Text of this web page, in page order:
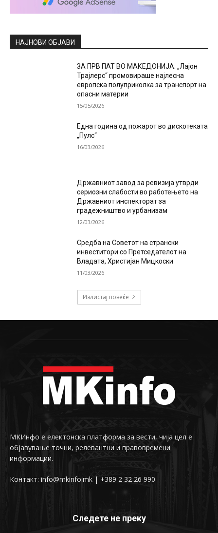
НАЈНОВИ ОБЈАВИ
ЗА ПРВ ПАТ ВО МАКЕДОНИЈА: „Лајон
Трајлерс“ промовираше најлесна
европска полуприколка за транспорт на
опасни материи
15/05/2026
Една година од пожарот во дискотеката
„Пулс“
16/03/2026
Државниот завод за ревизија утврди
сериозни слабости во работењето на
Државниот инспекторат за
градежништво и урбанизам
12/03/2026
Средба на Советот на странски
инвеститори со Претседателот на
Владата, Христијан Мицкоски
11/03/2026
Излистај повеќе
МКИнфо е електонска платформа за вести, чија цел е
објавување точни, релевантни и правовремени
информации.
Контакт: info@mkinfo.mk | +389 2 32 26 990
Следете не преку